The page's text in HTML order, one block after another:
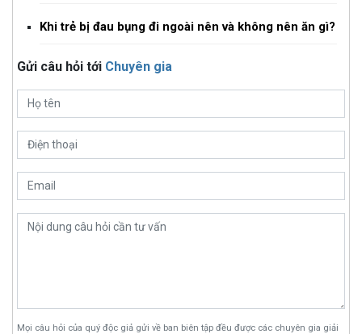
Khi trẻ bị đau bụng đi ngoài nên và không nên ăn gì?
Gửi câu hỏi tới Chuyên gia
Mọi câu hỏi của quý độc giả gửi về ban biên tập đều được các chuyên gia giải